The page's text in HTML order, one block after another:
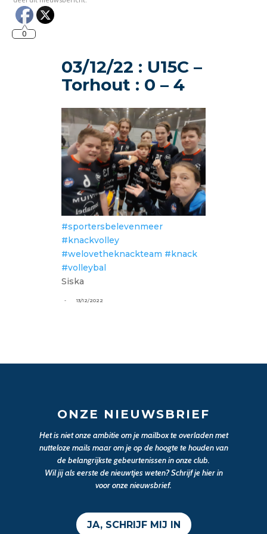
0
03/12/22 : U15C –
Torhout : 0 – 4
#sportersbelevenmeer
#knackvolley
#welovetheknackteam #knack
#volleybal
Siska
- 13/12/2022
ONZE NIEUWSBRIEF
Het is niet onze ambitie om je mailbox te overladen met
nutteloze mails maar om je op de hoogte te houden van
de belangrijkste gebeurtenissen in onze club.
Wil jij als eerste de nieuwtjes weten? Schrijf je hier in
voor onze nieuwsbrief.
JA, SCHRIJF MIJ IN